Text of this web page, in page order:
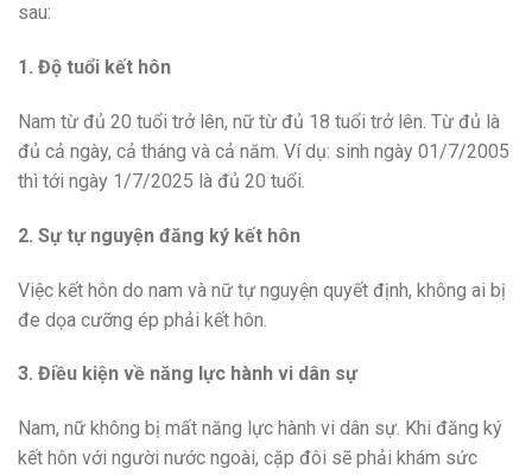
sau:
1. Độ tuổi kết hôn
Nam từ đủ 20 tuổi trở lên, nữ từ đủ 18 tuổi trở lên. Từ đủ là
đủ cả ngày, cả tháng và cả năm. Ví dụ: sinh ngày 01/7/2005
thì tới ngày 1/7/2025 là đủ 20 tuổi.
2. Sự tự nguyện đăng ký kết hôn
Việc kết hôn do nam và nữ tự nguyện quyết định, không ai bị
đe dọa cưỡng ép phải kết hôn.
3. Điều kiện về năng lực hành vi dân sự
Nam, nữ không bị mất năng lực hành vi dân sự. Khi đăng ký
kết hôn với người nước ngoài, cặp đôi sẽ phải khám sức